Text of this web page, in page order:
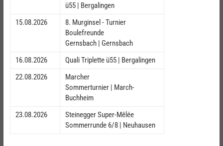
ü55 | Bergalingen
15.08.2026
8. Murginsel - Turnier
Boulefreunde
Gernsbach | Gernsbach
16.08.2026
Quali Triplette ü55 | Bergalingen
22.08.2026
Marcher
Sommerturnier | March-
Buchheim
23.08.2026
Steinegger Super-Mêlée
Sommerrunde 6/8 | Neuhausen